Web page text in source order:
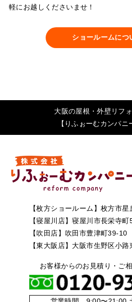
軽にお越しくださいませ！
ショールームにつ
大阪の屋根・外壁リフ
【りふぉーむカンパニ
【枚方ショールーム】枚方市星
【寝屋川店】寝屋川市長栄寺
【吹田店】吹田市豊津町39-10
【東大阪店】大阪市生野区小
お客様からのお見積り・ご